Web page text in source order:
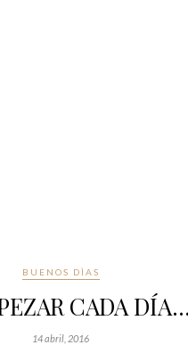
BUENOS DÌAS
CADA DÍA…
14 abril, 2016